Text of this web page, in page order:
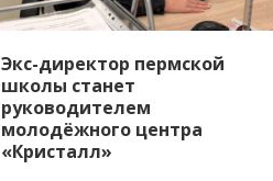
Экс-директор пермской
школы станет
руководителем
молодёжного центра
«Кристалл»